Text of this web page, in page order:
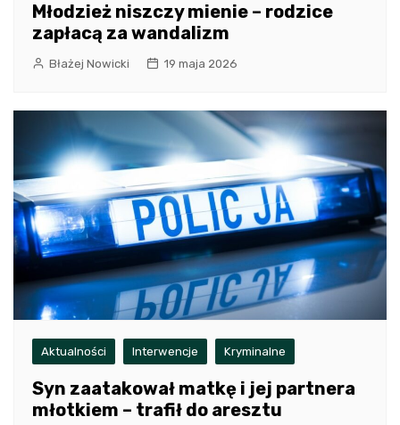
Młodzież niszczy mienie – rodzice
zapłacą za wandalizm
Błażej Nowicki 19 maja 2026
Aktualności Interwencje Kryminalne
Syn zaatakował matkę i jej partnera
młotkiem – trafił do aresztu